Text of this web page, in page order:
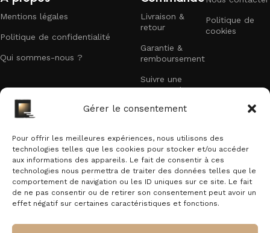
Gérer le consentement
Pour offrir les meilleures expériences, nous utilisons des
technologies telles que les cookies pour stocker et/ou accéder
aux informations des appareils. Le fait de consentir à ces
technologies nous permettra de traiter des données telles que le
comportement de navigation ou les ID uniques sur ce site. Le fait
de ne pas consentir ou de retirer son consentement peut avoir un
effet négatif sur certaines caractéristiques et fonctions.
Mentions légales
Politique de confidentialité
Qui sommes-nous ?
Livraison &
retour
Garantie &
remboursement
Suivre une
commande
Politique de
cookies
Recevez nos offres exclusives
promotions et offres exclusives dans votre boîte
mail.
E-mail